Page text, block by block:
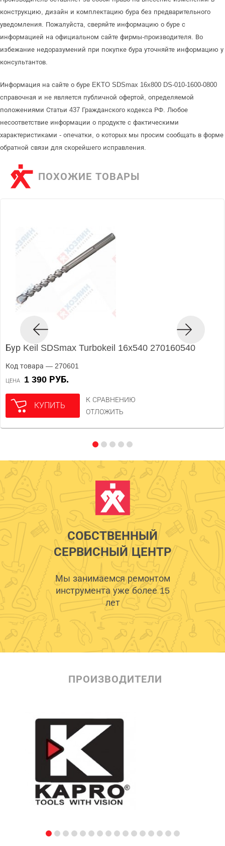
конструкцию, дизайн и комплектацию бура без предварительного
уведомления. Пожалуйста, сверяйте информацию о буре с
информацией на официальном сайте фирмы-производителя. Во
избежание недоразумений при покупке бура уточняйте информацию у
консультантов.
Информация на сайте о буре EKTO SDSmax 16x800 DS-010-1600-0800
справочная и не является публичной офертой, определяемой
положениями Статьи 437 Гражданского кодекса РФ. Любое
несоответствие информации о продукте с фактическими
характеристиками - опечатки, о которых мы просим сообщать в форме
обратной связи для скорейшего исправления.
ПОХОЖИЕ ТОВАРЫ
Бур Keil SDSmax Turbokeil 16x540 270160540
Код товара — 270601
ЦЕНА 1 390 РУБ.
КУПИТЬ
К СРАВНЕНИЮ
ОТЛОЖИТЬ
СОБСТВЕННЫЙ
СЕРВИСНЫЙ ЦЕНТР
Мы занимаемся ремонтом
инструмента уже более 15
лет
ПРОИЗВОДИТЕЛИ